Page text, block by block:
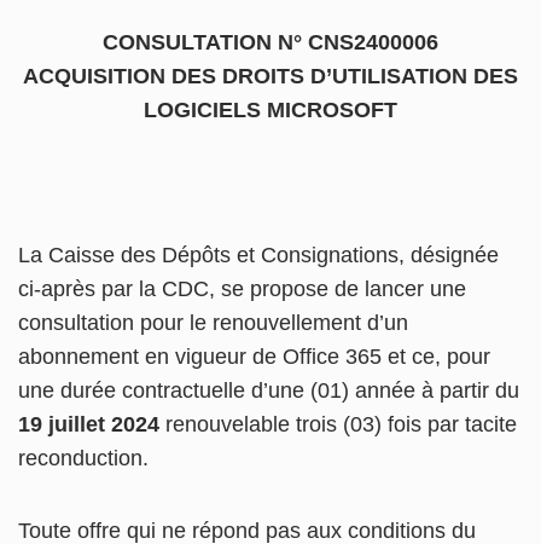
CONSULTATION N° CNS2400006
ACQUISITION DES DROITS D’UTILISATION DES
LOGICIELS MICROSOFT
La Caisse des Dépôts et Consignations, désignée
ci-après par la CDC, se propose de lancer une
consultation pour le renouvellement d’un
abonnement en vigueur de Office 365 et ce, pour
une durée contractuelle d’une (01) année à partir du
19 juillet 2024 renouvelable trois (03) fois par tacite
reconduction.
Toute offre qui ne répond pas aux conditions du